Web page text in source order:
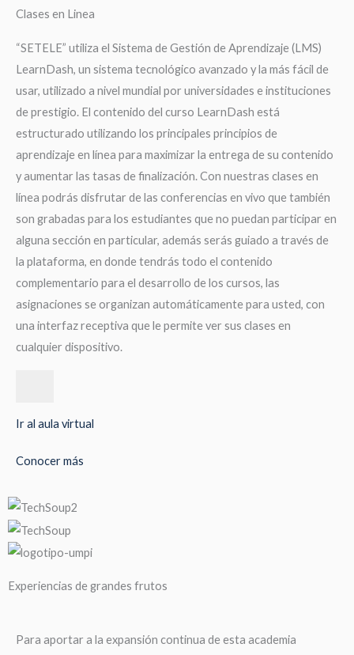
Clases en Linea
“SETELE” utiliza el Sistema de Gestión de Aprendizaje (LMS)
LearnDash, un sistema tecnológico avanzado y la más fácil de
usar, utilizado a nivel mundial por universidades e instituciones
de prestigio. El contenido del curso LearnDash está
estructurado utilizando los principales principios de
aprendizaje en línea para maximizar la entrega de su contenido
y aumentar las tasas de finalización. Con nuestras clases en
línea podrás disfrutar de las conferencias en vivo que también
son grabadas para los estudiantes que no puedan participar en
alguna sección en particular, además serás guiado a través de
la plataforma, en donde tendrás todo el contenido
complementario para el desarrollo de los cursos, las
asignaciones se organizan automáticamente para usted, con
una interfaz receptiva que le permite ver sus clases en
cualquier dispositivo.
Ir al aula virtual
Conocer más
Experiencias de grandes frutos
Para aportar a la expansión continua de esta academia